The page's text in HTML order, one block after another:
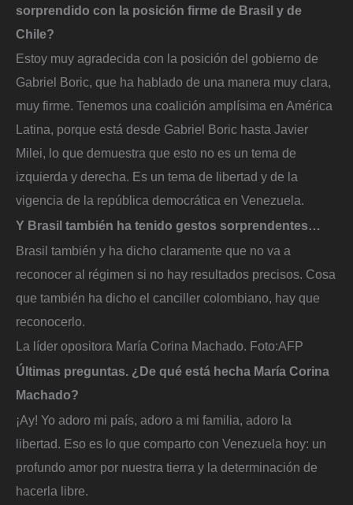
sorprendido con la posición firme de Brasil y de
Chile?
Estoy muy agradecida con la posición del gobierno de
Gabriel Boric, que ha hablado de una manera muy clara,
muy firme. Tenemos una coalición amplísima en América
Latina, porque está desde Gabriel Boric hasta Javier
Milei, lo que demuestra que esto no es un tema de
izquierda y derecha. Es un tema de libertad y de la
vigencia de la república democrática en Venezuela.
Y Brasil también ha tenido gestos sorprendentes…
Brasil también y ha dicho claramente que no va a
reconocer al régimen si no hay resultados precisos. Cosa
que también ha dicho el canciller colombiano, hay que
reconocerlo.
La líder opositora María Corina Machado. Foto:AFP
Últimas preguntas. ¿De qué está hecha María Corina
Machado?
¡Ay! Yo adoro mi país, adoro a mi familia, adoro la
libertad. Eso es lo que comparto con Venezuela hoy: un
profundo amor por nuestra tierra y la determinación de
hacerla libre.